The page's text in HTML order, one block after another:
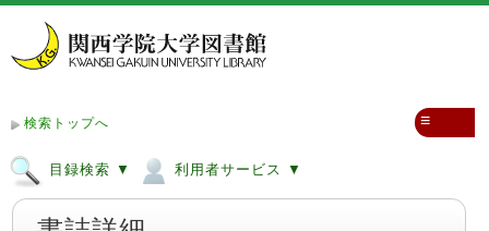
検索トップへ
目録検索 ▼ 利用者サービス ▼
≡